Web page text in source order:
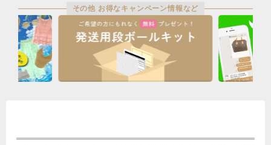
その他 お得なキャンペーン情報など